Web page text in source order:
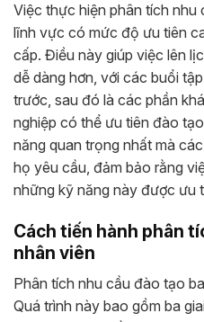
Việc thực hiện phân tích
lĩnh vực có mức độ ưu tiên
cấp. Điều này giúp việc lên
dễ dàng hơn, với các buổi
trước, sau đó là các phần
nghiệp có thể ưu tiên đào
năng quan trọng nhất mà
họ yêu cầu, đảm bảo rằng
những kỹ năng này được ưu
Cách tiến hành phân
nhân viên
Phân tích nhu cầu đào tạo
Quá trình này bao gồm ba